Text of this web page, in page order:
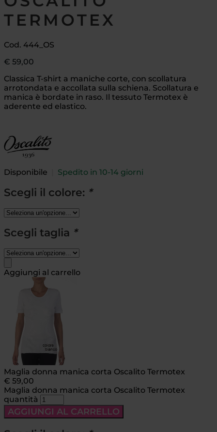
TERMOTEX
Cod. 444_OS
€ 59,00
Classica T-shirt a maniche corte, con scollatura
arrotondata e accollata sulla schiena. Scollatura e
manica è bordate in raso. Il tessuto Termotex è
aderente ed elastico.
Disponibile Spedito in 10-14 giorni
Scegli il colore: *
Scegli taglia *
Aggiungi al carrello
Maglia donna manica corta Oscalito Termotex
€ 59,00
Maglia donna manica corta Oscalito Termotex
quantità
AGGIUNGI AL CARRELLO